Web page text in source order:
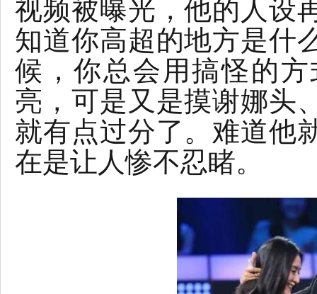
视频被曝光，他的人设
知道你高超的地方是什
候，你总会用搞怪的
亮，可是又是摸谢娜头
就有点过分了。难道他
在是让人惨不忍睹。